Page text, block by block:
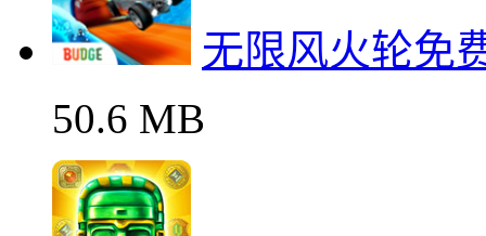
无限风火轮免
50.6 MB